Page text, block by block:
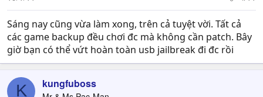
Sáng nay cũng vừa làm xong, trên cả tuyệt vời. Tất cả
các game backup đều chơi đc mà không cần patch. Bây
giờ bạn có thể vứt hoàn toàn usb jailbreak đi đc rồi
K kungfuboss